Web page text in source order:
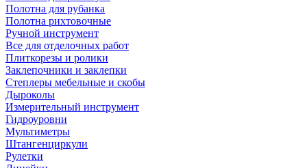
Полотна для рубанка
Полотна рихтовочные
Ручной инструмент
Все для отделочных работ
Плиткорезы и ролики
Заклепочники и заклепки
Степлеры мебельные и скобы
Дыроколы
Измерительный инструмент
Гидроуровни
Мультиметры
Штангенциркули
Рулетки